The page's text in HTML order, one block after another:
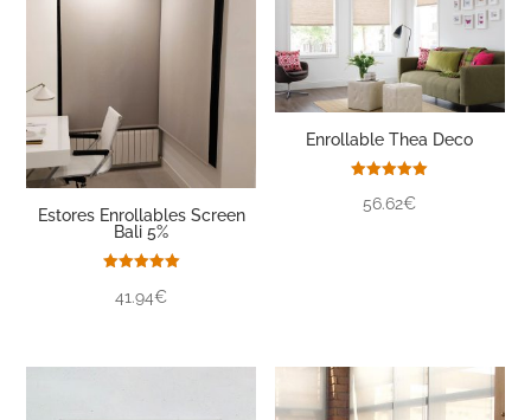
Estores Enrollables Screen
Bali 5%
con
41.94€
Enrollable Thea Deco
con
56.62€